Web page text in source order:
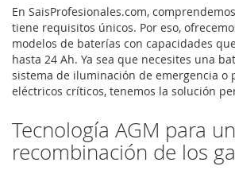
En SaisProfesionales.com,
tiene requisitos únicos. Por eso,
modelos de baterías con capacidades
hasta 24 Ah. Ya sea que necesites una
sistema de iluminación de emergencia o
eléctricos críticos, tenemos la solución
Tecnología AGM para
recombinación de los